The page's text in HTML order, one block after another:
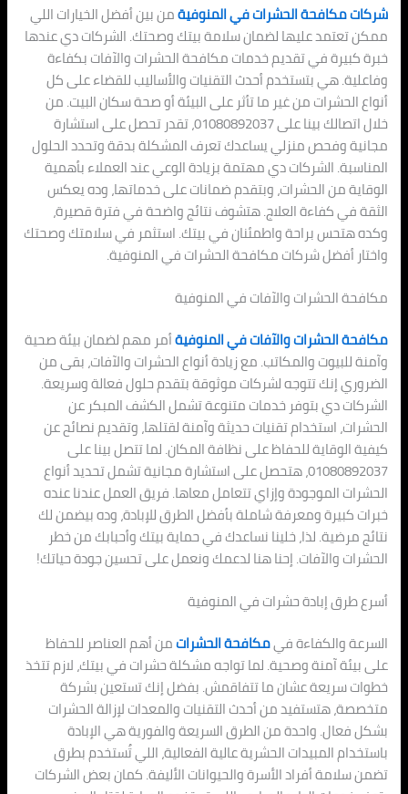
شركات مكافحة الحشرات في المنوفيةمن بين أفضل الخيارات اللي
ممكن تعتمد عليها لضمان سلامة بيتك وصحتك. الشركات دي عندها
خبرة كبيرة في تقديم خدمات مكافحة الحشرات والآفات بكفاءة
وفاعلية. هي بتستخدم أحدث التقنيات والأساليب للقضاء على كل
أنواع الحشرات من غير ما تأثر على البيئة أو صحة سكان البيت. من
خلال اتصالك بينا على 01080892037، تقدر تحصل على استشارة
مجانية وفحص منزلي يساعدك تعرف المشكلة بدقة وتحدد الحلول
المناسبة. الشركات دي مهتمة بزيادة الوعي عند العملاء بأهمية
الوقاية من الحشرات، وبتقدم ضمانات على خدماتها، وده يعكس
الثقة في كفاءة العلاج. هتشوف نتائج واضحة في فترة قصيرة،
وكده هتحس براحة واطمئنان في بيتك. استثمر في سلامتك وصحتك
واختار أفضل شركات مكافحة الحشرات في المنوفية.
مكافحة الحشرات والآفات في المنوفية
مكافحة الحشرات والآفات في المنوفيةأمر مهم لضمان بيئة صحية
وآمنة للبيوت والمكاتب. مع زيادة أنواع الحشرات والآفات، بقى من
الضروري إنك تتوجه لشركات موثوقة بتقدم حلول فعالة وسريعة.
الشركات دي بتوفر خدمات متنوعة تشمل الكشف المبكر عن
الحشرات، استخدام تقنيات حديثة وآمنة لقتلها، وتقديم نصائح عن
كيفية الوقاية للحفاظ على نظافة المكان. لما تتصل بينا على
01080892037، هتحصل على استشارة مجانية تشمل تحديد أنواع
الحشرات الموجودة وإزاي تتعامل معاها. فريق العمل عندنا عنده
خبرات كبيرة ومعرفة شاملة بأفضل الطرق للإبادة، وده بيضمن لك
نتائج مرضية. لذا، خلينا نساعدك في حماية بيتك وأحبابك من خطر
الحشرات والآفات. إحنا هنا لدعمك ونعمل على تحسين جودة حياتك!
أسرع طرق إبادة حشرات في المنوفية
السرعة والكفاءة فيمكافحة الحشراتمن أهم العناصر للحفاظ
على بيئة آمنة وصحية. لما تواجه مشكلة حشرات في بيتك، لازم تتخذ
خطوات سريعة عشان ما تتفاقمش. بفضل إنك تستعين بشركة
متخصصة، هتستفيد من أحدث التقنيات والمعدات لإزالة الحشرات
بشكل فعال. واحدة من الطرق السريعة والفورية هي الإبادة
باستخدام المبيدات الحشرية عالية الفعالية، اللي تُستخدم بطرق
تضمن سلامة أفراد الأسرة والحيوانات الأليفة. كمان بعض الشركات